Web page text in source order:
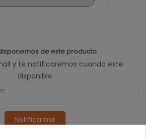
de este producto
y te notificaremos cuando este
disponible
Notificarme